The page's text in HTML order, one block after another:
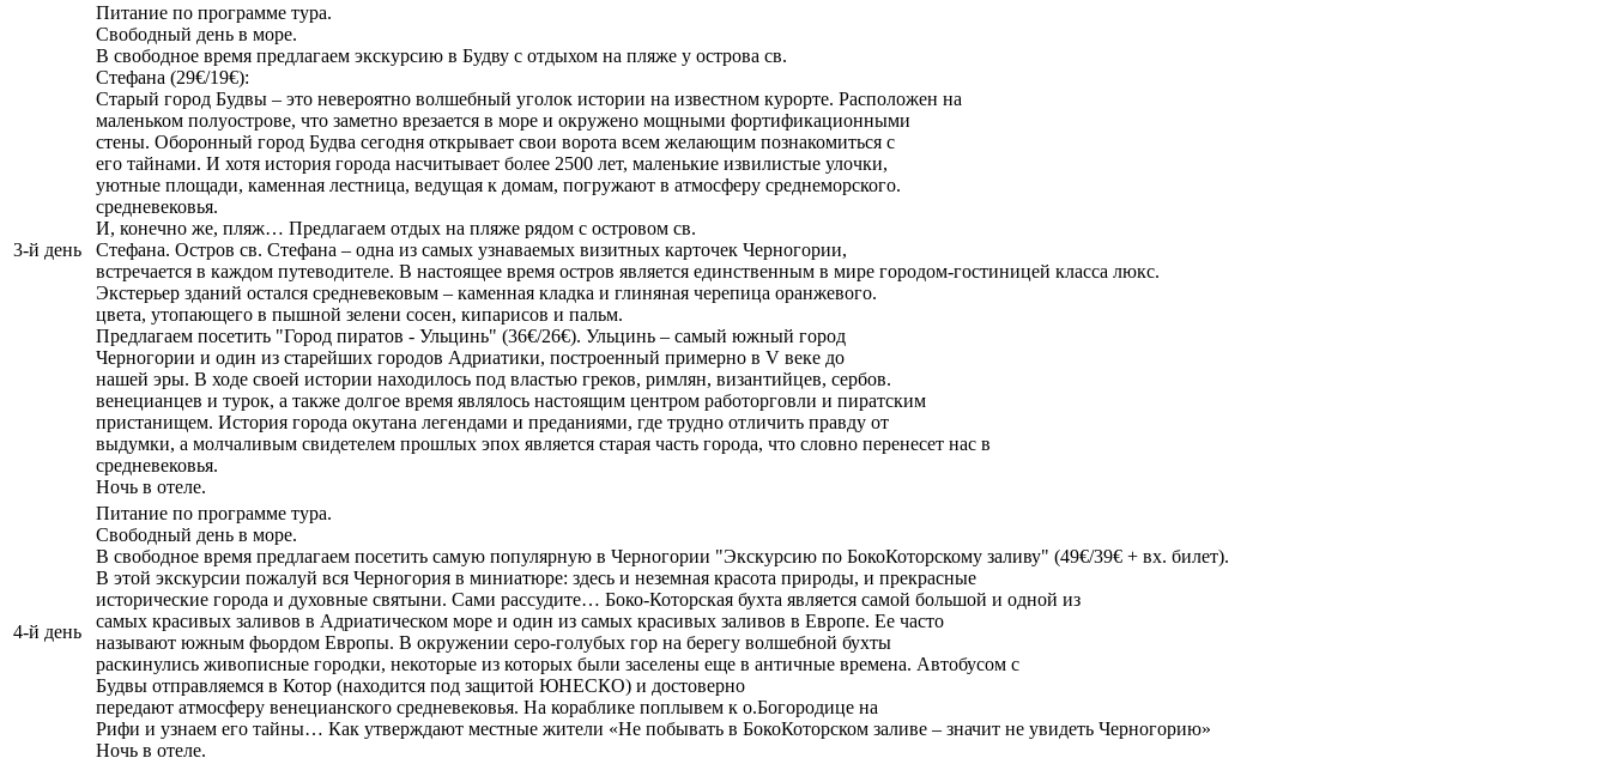
3-й день
Питание по программе тура.
Свободный день в море.
В свободное время предлагаем экскурсию в Будву с отдыхом на пляже у острова св.
Стефана (29€/19€):
Старый город Будвы – это невероятно волшебный уголок истории на известном курорте. Расположен на
маленьком полуострове, что заметно врезается в море и окружено мощными фортификационными
стены. Оборонный город Будва сегодня открывает свои ворота всем желающим познакомиться с
его тайнами. И хотя история города насчитывает более 2500 лет, маленькие извилистые улочки,
уютные площади, каменная лестница, ведущая к домам, погружают в атмосферу среднеморского.
средневековья.
И, конечно же, пляж… Предлагаем отдых на пляже рядом с островом св.
Стефана. Остров св. Стефана – одна из самых узнаваемых визитных карточек Черногории,
встречается в каждом путеводителе. В настоящее время остров является единственным в мире городом-гостиницей класса люкс.
Экстерьер зданий остался средневековым – каменная кладка и глиняная черепица оранжевого.
цвета, утопающего в пышной зелени сосен, кипарисов и пальм.
Предлагаем посетить "Город пиратов - Ульцинь" (36€/26€). Ульцинь – самый южный город
Черногории и один из старейших городов Адриатики, построенный примерно в V веке до
нашей эры. В ходе своей истории находилось под властью греков, римлян, византийцев, сербов.
венецианцев и турок, а также долгое время являлось настоящим центром работорговли и пиратским
пристанищем. История города окутана легендами и преданиями, где трудно отличить правду от
выдумки, а молчаливым свидетелем прошлых эпох является старая часть города, что словно перенесет нас в
средневековья.
Ночь в отеле.
4-й день
Питание по программе тура.
Свободный день в море.
В свободное время предлагаем посетить самую популярную в Черногории "Экскурсию по БокоКоторскому заливу" (49€/39€ + вх. билет).
В этой экскурсии пожалуй вся Черногория в миниатюре: здесь и неземная красота природы, и прекрасные
исторические города и духовные святыни. Сами рассудите… Боко-Которская бухта является самой большой и одной из
самых красивых заливов в Адриатическом море и один из самых красивых заливов в Европе. Ее часто
называют южным фьордом Европы. В окружении серо-голубых гор на берегу волшебной бухты
раскинулись живописные городки, некоторые из которых были заселены еще в античные времена. Автобусом с
Будвы отправляемся в Котор (находится под защитой ЮНЕСКО) и достоверно
передают атмосферу венецианского средневековья. На кораблике поплывем к о.Богородице на
Рифи и узнаем его тайны… Как утверждают местные жители «Не побывать в БокоКоторском заливе – значит не увидеть Черногорию»
Ночь в отеле.